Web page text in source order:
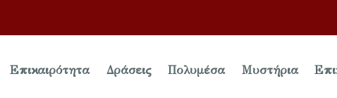
Επικαιρότητα Δράσεις Πολυμέσα Μυστήρια